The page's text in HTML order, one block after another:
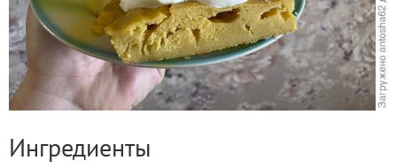
Ингредиенты